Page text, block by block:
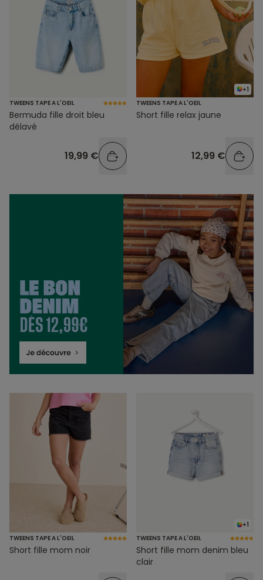
TWEENS TAPE A L'OEIL
Bermuda fille droit bleu
délavé
19,99 €
+1
TWEENS TAPE A L'OEIL
Short fille relax jaune
12,99 €
TWEENS TAPE A L'OEIL
Short fille mom noir
+1
TWEENS TAPE A L'OEIL
Short fille mom denim bleu
clair